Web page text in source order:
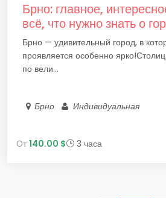
Брно: главное,
всё, что нужно знать о
Брно — удивительный город, в
проявляется особенно
по вели...
Брно Индивидуальная
От 140.00 $ 3 часа